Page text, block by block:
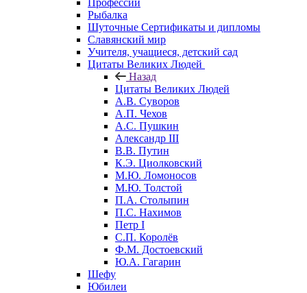
Профессии
Рыбалка
Шуточные Сертификаты и дипломы
Славянский мир
Учителя, учащиеся, детский сад
Цитаты Великих Людей
Назад
Цитаты Великих Людей
А.В. Суворов
А.П. Чехов
А.С. Пушкин
Александр III
В.В. Путин
К.Э. Циолковский
М.Ю. Ломоносов
М.Ю. Толстой
П.А. Столыпин
П.С. Нахимов
Петр I
С.П. Королёв
Ф.М. Достоевский
Ю.А. Гагарин
Шефу
Юбилеи